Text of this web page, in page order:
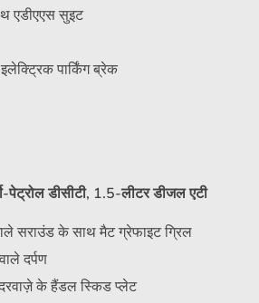
एडीएएस सुइट
पार्किंग ब्रेक
पेट्रोल डीसीटी, 1.5-लीटर डीजल एटी
सराउंड के साथ मैट ग्रेफाइट ग्रिल
दर्पण
दरवाज़े के हैंडल स्किड प्लेट